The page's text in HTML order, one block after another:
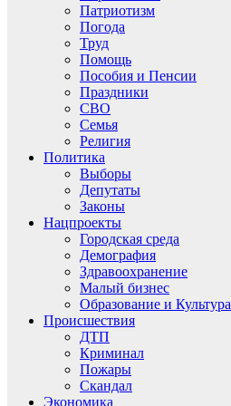
Патриотизм
Погода
Труд
Помощь
Пособия и Пенсии
Праздники
СВО
Семья
Религия
Политика
Выборы
Депутаты
Законы
Нацпроекты
Городская среда
Демография
Здравоохранение
Малый бизнес
Образование и Культура
Происшествия
ДТП
Криминал
Пожары
Скандал
Экономика